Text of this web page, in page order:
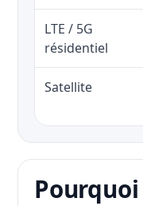
LTE / 5G
résidentiel
Satellite